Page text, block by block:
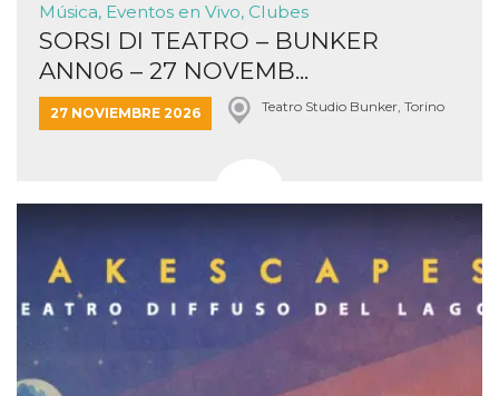
Música, Eventos en Vivo, Clubes
SORSI DI TEATRO – BUNKER
ANN06 – 27 NOVEMB...
27 NOVIEMBRE 2026 Teatro Studio Bunker, Torino